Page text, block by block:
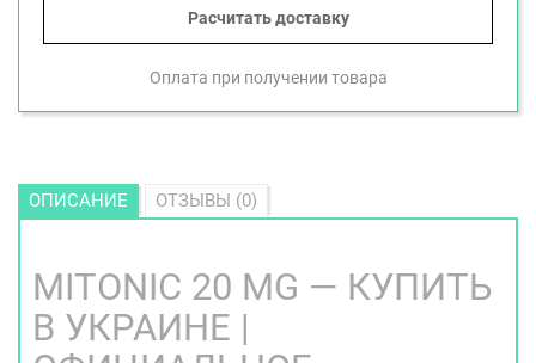
Расчитать доставку
Оплата при получении товара
ОПИСАНИЕ ОТЗЫВЫ (0)
MITONIC 20 MG — КУПИТЬ
В УКРАИНЕ |